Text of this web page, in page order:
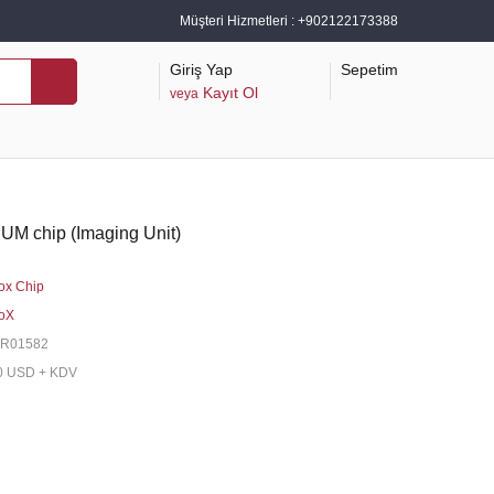
Müşteri Hizmetleri : +902122173388
Giriş Yap
veya Kayıt Ol
Sepetim
chip (Imaging Unit)
Chip
USD + KDV